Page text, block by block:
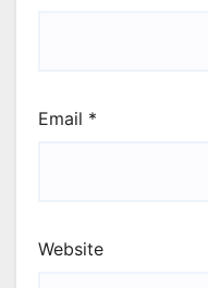
Email *
Website